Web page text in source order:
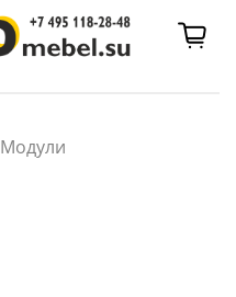
Модули